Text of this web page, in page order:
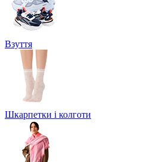
Взуття
Шкарпетки і колготи